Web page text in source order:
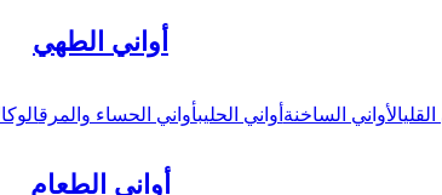
أواني الطهي
الأواني الساخنة أواني الحليبأواني الحساء والمرق
أواني الطعام